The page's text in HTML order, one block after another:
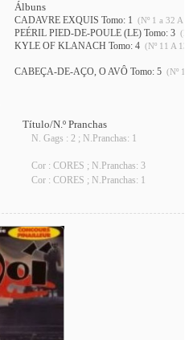
Álbuns
CADAVRE EXQUIS Tomo: 1 (Nº 1 a 32 A
PEÉRIL PIED-DE-POULE (LE) Tomo: 3
KYLE OF KLANACH Tomo: 4 (Nº 11 A 13
CABEÇA-DE-AÇO, O AVÔ Tomo: 5 (Nº
Título/N.º Pranchas
N. Gags : 2 ; N.Pranchas: 1
Cor : CORES ; N.Pranchas: 3
Cor : CORES ; N.Pranchas: 1